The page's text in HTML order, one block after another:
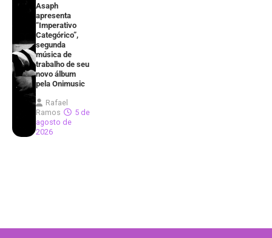
Asaph
apresenta
“Imperativo
Categórico”,
segunda
música de
trabalho de seu
novo álbum
pela Onimusic
Rafael
Ramos
5 de
agosto de
2026